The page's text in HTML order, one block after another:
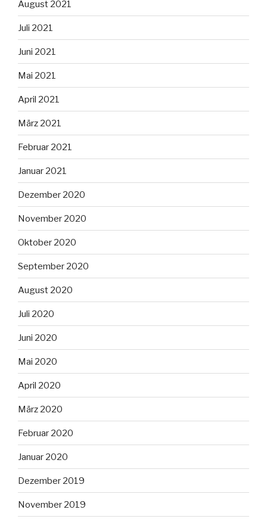
August 2021
Juli 2021
Juni 2021
Mai 2021
April 2021
März 2021
Februar 2021
Januar 2021
Dezember 2020
November 2020
Oktober 2020
September 2020
August 2020
Juli 2020
Juni 2020
Mai 2020
April 2020
März 2020
Februar 2020
Januar 2020
Dezember 2019
November 2019